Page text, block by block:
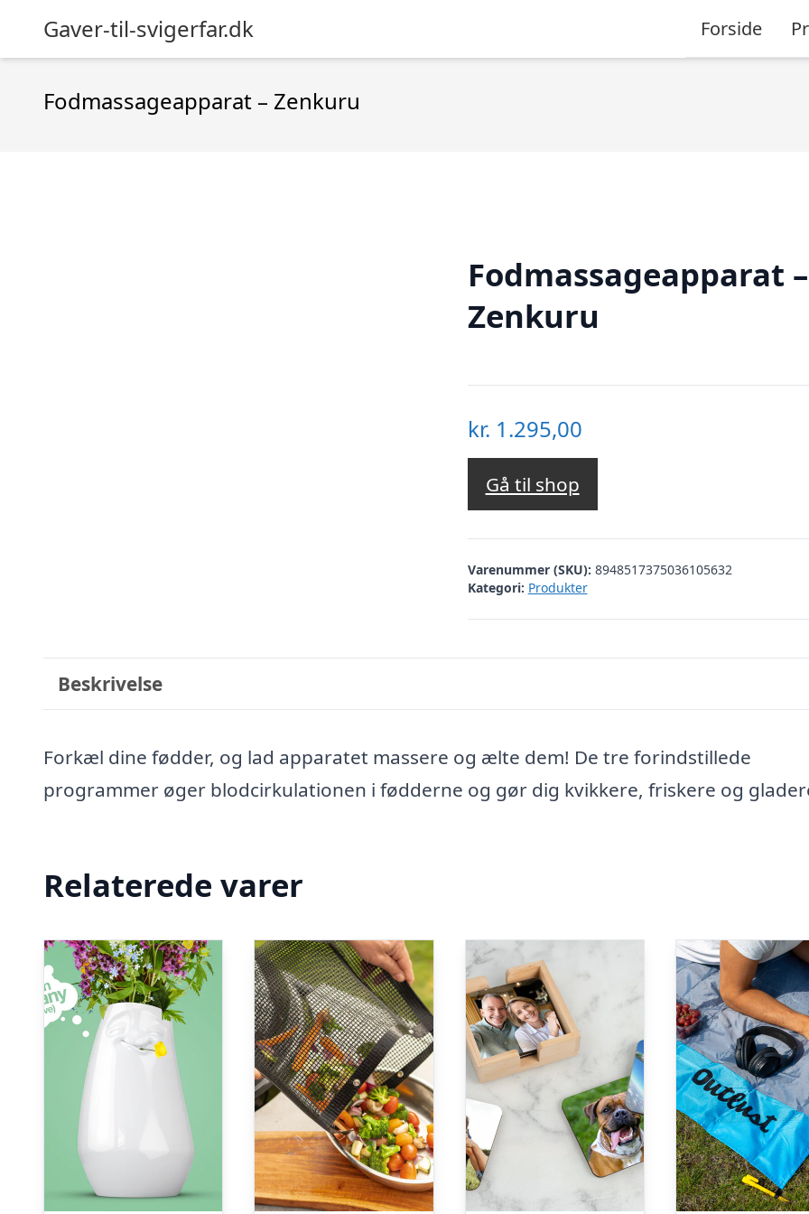
Gaver-til-svigerfar.dk Forside
Fodmassageapparat – Zenkuru
Fodmassageapparat –
Zenkuru
kr. 1.295,00
Gå til shop
Varenummer (SKU): 8948517375036105632
Kategori: Produkter
Beskrivelse
Forkæl dine fødder, og lad apparatet massere og ælte dem! De tre forindstillede
programmer øger blodcirkulationen i fødderne og gør dig kvikkere, friskere og
Relaterede varer